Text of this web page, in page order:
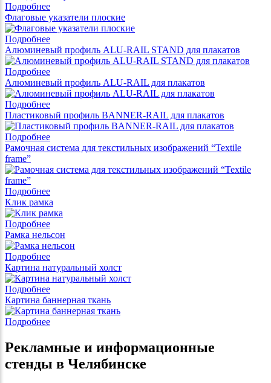
Подробнее
Флаговые указатели плоские
Подробнее
Алюминевый профиль ALU-RAIL STAND для плакатов
Подробнее
Алюминевый профиль ALU-RAIL для плакатов
Подробнее
Пластиковый профиль BANNER-RAIL для плакатов
Подробнее
Рамочная система для текстильных изображений “Textile
frame”
Подробнее
Клик рамка
Подробнее
Рамка нельсон
Подробнее
Картина натуральный холст
Подробнее
Картина баннерная ткань
Подробнее
Рекламные и информационные
стенды в Челябинске